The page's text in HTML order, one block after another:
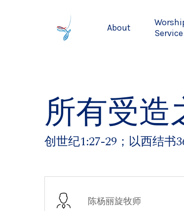
About
Service
所有受造
创世纪1:27-29；以西结书
陈杨丽旋牧师